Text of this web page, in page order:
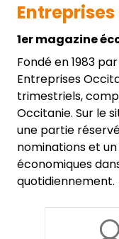
1er magazine
Fondé en 1983
Entreprises
trimestriels,
Occitanie. Sur le
une partie
nominations et
économiques
quotidiennement.